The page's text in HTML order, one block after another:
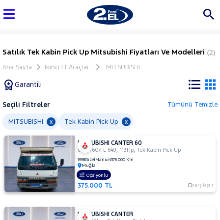
Satılık Tek Kabin Pick Up Mitsubishi Fiyatları Ve Modelleri (2)
Ana Sayfa İkinci El Araçlar MITSUBISHI
Garantili
Tüm
Araçlar
AUDI
BMC
BMW
BYD
Seçili Filtreler Tümünü Temizle
MITSUBISHI x Tek Kabin Pick Up x
MITSUBISHI CANTER 60
60 3760/FE 649,113Hp,Tek Kabin Pick Up
1998DizelManuel375.000 Km
Muğla
375.000 TL Karşılaştır
Opsiyonlu
MITSUBISHI CANTER